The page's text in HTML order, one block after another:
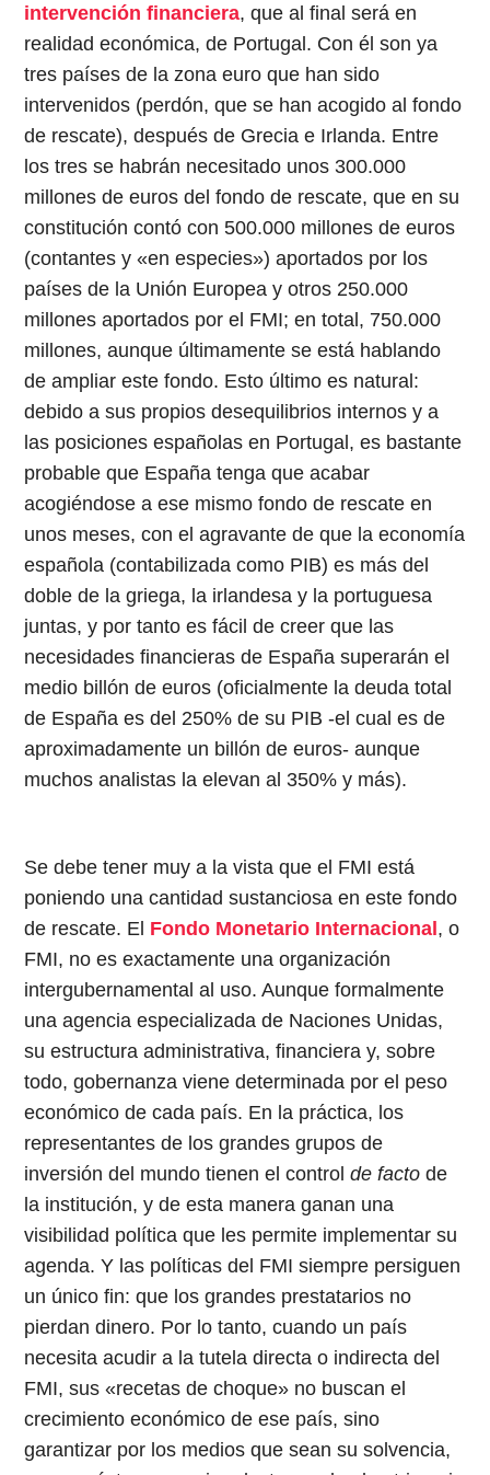
intervención financiera, que al final será en
realidad económica, de Portugal. Con él son ya
tres países de la zona euro que han sido
intervenidos (perdón, que se han acogido al fondo
de rescate), después de Grecia e Irlanda. Entre
los tres se habrán necesitado unos 300.000
millones de euros del fondo de rescate, que en su
constitución contó con 500.000 millones de euros
(contantes y «en especies») aportados por los
países de la Unión Europea y otros 250.000
millones aportados por el FMI; en total, 750.000
millones, aunque últimamente se está hablando
de ampliar este fondo. Esto último es natural:
debido a sus propios desequilibrios internos y a
las posiciones españolas en Portugal, es bastante
probable que España tenga que acabar
acogiéndose a ese mismo fondo de rescate en
unos meses, con el agravante de que la economía
española (contabilizada como PIB) es más del
doble de la griega, la irlandesa y la portuguesa
juntas, y por tantoes fácil de creer que las
necesidades financieras de España superarán el
medio billón de euros (oficialmente la deuda total
de España es del 250% de su PIB -el cual es de
aproximadamente un billón de euros- aunque
muchos analistas la elevan al 350% y más).
Se debe tener muy a la vista que el FMI está
poniendo una cantidad sustanciosa en este fondo
de rescate. El Fondo Monetario Internacional, o
FMI, no es exactamente una organización
intergubernamental al uso. Aunque formalmente
una agencia especializada de Naciones Unidas,
su estructura administrativa, financiera y, sobre
todo, gobernanza viene determinada por el peso
económico de cada país. En la práctica, los
representantes de los grandes grupos de
inversión del mundo tienen el controlde facto de
la institución, y de esta manera ganan una
visibilidad política que les permite implementar su
agenda. Y las políticas del FMI siempre persiguen
un único fin: que los grandes prestatarios no
pierdan dinero. Por lo tanto, cuando un país
necesita acudir a la tutela directa o indirecta del
FMI, sus «recetas de choque» no buscan el
crecimiento económico de ese país, sino
garantizar por los medios que sean su solvencia,